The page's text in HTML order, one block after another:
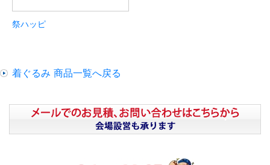
祭ハッピ
着ぐるみ 商品一覧へ戻る